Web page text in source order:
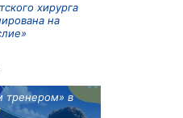
хирурга
на
тренером» в